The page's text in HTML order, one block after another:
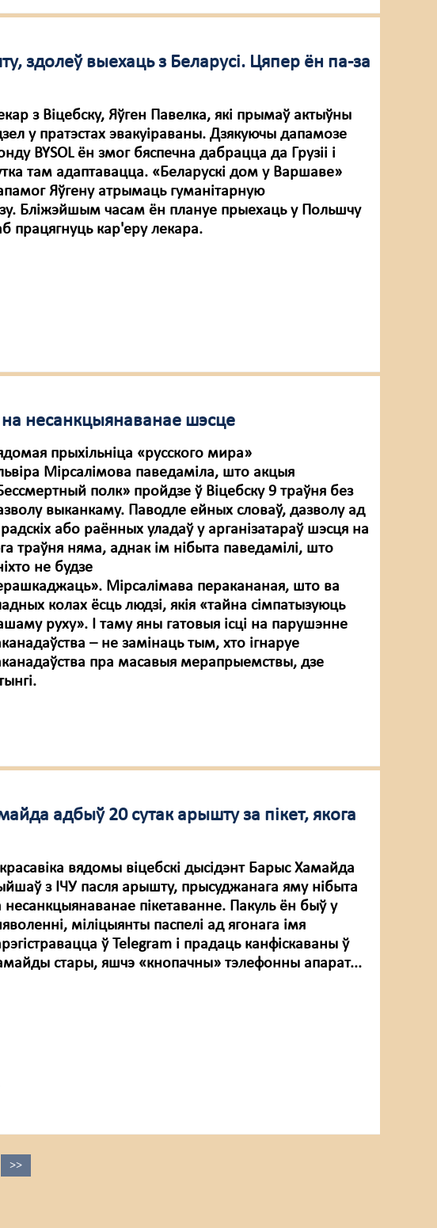
здолеў выехаць з Беларусі. Цяпер ён па-за
з Віцебску, Яўген Павелка, які прымаў актыўны
у пратэстах эвакуіраваны. Дзякуючы дапамозе
BYSOL ён змог бяспечна дабрацца да Грузіі і
там адаптавацца. «Беларускі дом у Варшаве»
Яўгену атрымаць гуманітарную
Бліжэйшым часам ён плануе прыехаць у Польшчу
працягнуць кар'еру лекара.
несанкцыянаванае шэсце
прыхільніца «русского мира»
Мірсалімова паведаміла, што акцыя
полк» пройдзе ў Віцебску 9 траўня без
выканкаму. Паводле ейных словаў, дазволу ад
або раённых уладаў у арганізатараў шэсця на
траўня няма, аднак ім нібыта паведамілі, што
не будзе
Мірсалімава перакананая, што ва
колах ёсць людзі, якія «тайна сімпатызуюць
руху». І таму яны гатовыя ісці на парушэнне
– не замінаць тым, хто ігнаруе
пра масавыя мерапрыемствы, дзе
адбыў 20 сутак арышту за пікет, якога
вядомы віцебскі дысідэнт Барыс Хамайда
з ІЧУ пасля арышту, прысуджанага яму нібыта
несанкцыянаванае пікетаванне. Пакуль ён быў у
міліцыянты паспелі ад ягонага імя
ў Telegram і прадаць канфіскаваны ў
стары, яшчэ «кнопачны» тэлефонны апарат...
>>